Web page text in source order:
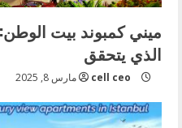
ميني كمبوند بيت
الذي يتحقق
cell ceo مارس 8, 2025